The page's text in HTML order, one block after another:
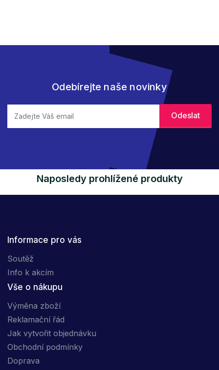
Odebírejte naše novinky
Naposledy prohlížené produkty
Informace pro vás
Soutěž
Info k akcím
Vše o nákupu
Výměna zboží
Reklamační řád
Jak vytvořit objednávku
Obchodní podmínky
Doprava